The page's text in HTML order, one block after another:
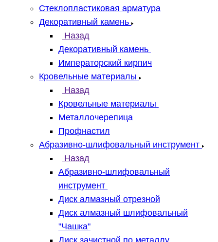
Стеклопластиковая арматура
Декоративный камень
Назад
Декоративный камень
Императорский кирпич
Кровельные материалы
Назад
Кровельные материалы
Металлочерепица
Профнастил
Абразивно-шлифовальный инструмент
Назад
Абразивно-шлифовальный
инструмент
Диск алмазный отрезной
Диск алмазный шлифовальный
"Чашка"
Диск зачистной по металлу